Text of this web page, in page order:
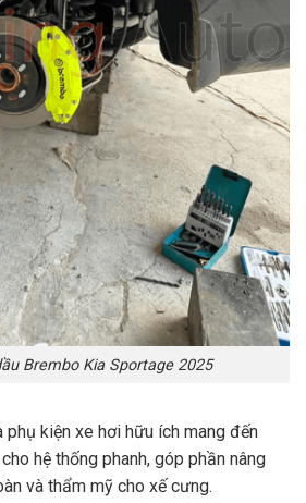
Brembo Kia Sportage 2025
phụ kiện xe hơi hữu ích mang đến
hệ thống phanh, góp phần nâng
và thẩm mỹ cho xế cưng.